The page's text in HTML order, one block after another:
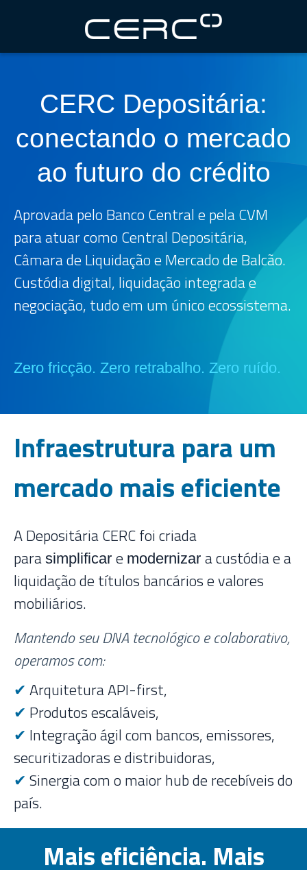
CERC Depositária:
conectando o mercado
ao futuro do crédito
Aprovada pelo Banco Central e pela CVM
para atuar como Central Depositária,
Câmara de Liquidação e Mercado de Balcão.
Custódia digital, liquidação integrada e
negociação, tudo em um único ecossistema.
Zero fricção. Zero retrabalho. Zero ruído.
Infraestrutura para um
mercado mais eficiente
A Depositária CERC foi criada
para simplificar e modernizar a custódia e a
liquidação de títulos bancários e valores
mobiliários.
Mantendo seu DNA tecnológico e colaborativo,
operamos com:
✔ ArquiteturaAPI-first,
✔ Produtos escaláveis,
✔ Integração ágil com bancos, emissores,
securitizadoras e distribuidoras,
✔ Sinergia com o maior hub de recebíveis do
país.
Mais eficiência. Mais